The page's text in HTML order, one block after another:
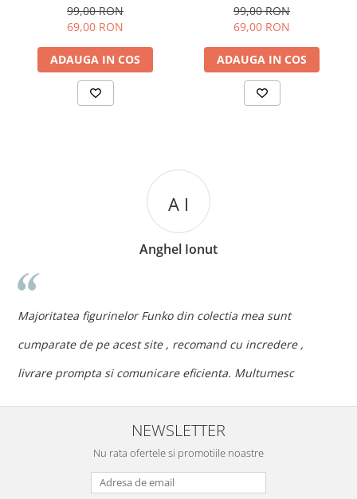
99,00 RON
69,00 RON
ADAUGA IN COS
99,00 RON
69,00 RON
ADAUGA IN COS
A I
Anghel Ionut
Majoritatea figurinelor Funko din colectia mea sunt
cumparate de pe acest site , recomand cu incredere ,
livrare prompta si comunicare eficienta. Multumesc
NEWSLETTER
Nu rata ofertele si promotiile noastre